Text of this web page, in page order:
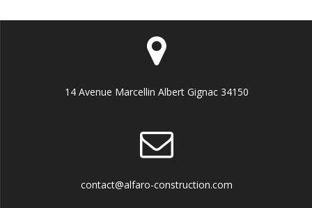
14 Avenue Marcellin Albert Gignac 34150
contact@alfaro-construction.com